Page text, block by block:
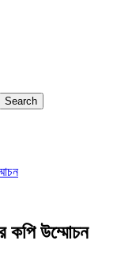
কপি উম্মোচন